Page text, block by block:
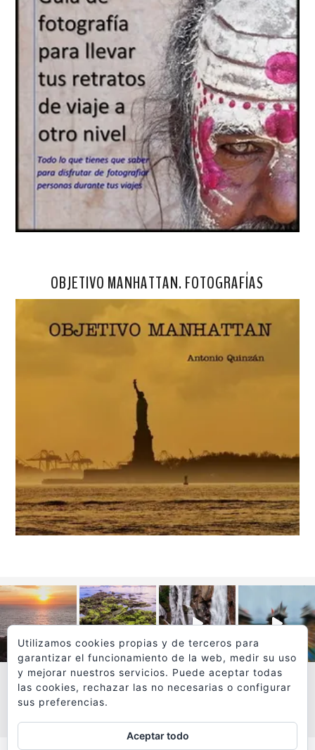
OBJETIVO MANHATTAN. FOTOGRAFÍAS
VER MÁS
Utilizamos cookies propias y de terceros para
garantizar el funcionamiento de la web, medir su uso
y mejorar nuestros servicios. Puede aceptar todas
las cookies, rechazar las no necesarias o configurar
sus preferencias.
Aceptar todo